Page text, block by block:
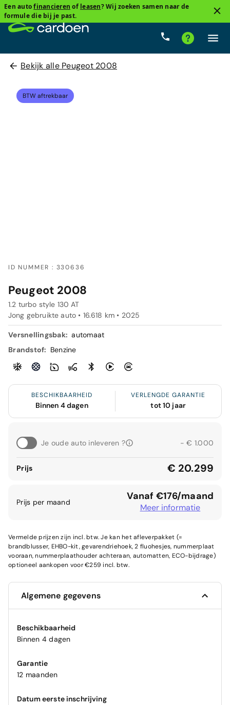
Een autofinancieren of leasen? Wij zoeken samen naar de
formule die bij je past.
Bekijk alle Peugeot 2008
BTW aftrekbaar
ID NUMMER : 330636
Peugeot 2008
1.2 turbo style 130 AT
Jong gebruikte auto • 16.618 km • 2025
Versnellingsbak: automaat
Brandstof: Benzine
BESCHIKBAARHEID
Binnen 4 dagen
VERLENGDE GARANTIE
tot 10 jaar
Je oude auto inleveren ? - € 1.000
Prijs € 20.299
Prijs per maand Vanaf €176/maand
Meer informatie
Vermelde prijzen zijn incl. btw. Je kan het afleverpakket (=
brandblusser, EHBO-kit, gevarendriehoek, 2 fluohesjes, nummerplaat
vooraan, nummerplaathouder achteraan, automatten, ECO-bijdrage)
optioneel aankopen voor €259 incl. btw.
Algemene gegevens
Beschikbaarheid
Binnen 4 dagen
Garantie
12 maanden
Datum eerste inschrijving